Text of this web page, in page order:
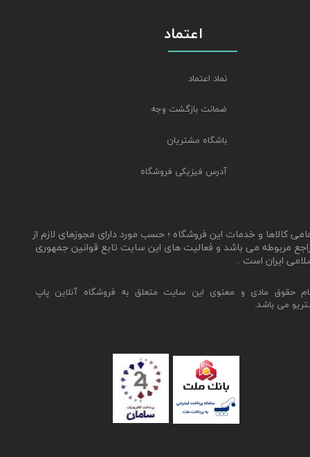
حقوق مادی و معنوی این سایت متعلق به فروشگاه آنلاین پاپ
می باشد.
اعتماد
نماد اعتماد
ضمانت بازگشت وجه
باشگاه مشتریان
آدرس فیزیکی فروشگاه
کالاها و خدمات این فروشگاه ؛ حسب مورد دارای مجوزهای لازم از
مربوطه می باشد و فعالیت های این سایت تابع قوانین جمهوری
ایران است .